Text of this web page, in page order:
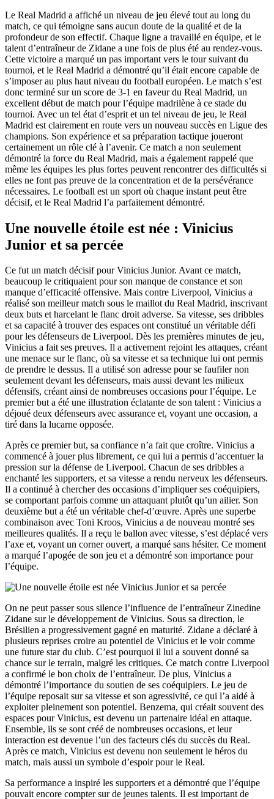
Le Real Madrid a affiché un niveau de jeu élevé tout au long du
match, ce qui témoigne sans aucun doute de la qualité et de la
profondeur de son effectif. Chaque ligne a travaillé en équipe, et le
talent d’entraîneur de Zidane a une fois de plus été au rendez-vous.
Cette victoire a marqué un pas important vers le tour suivant du
tournoi, et le Real Madrid a démontré qu’il était encore capable de
s’imposer au plus haut niveau du football européen. Le match s’est
donc terminé sur un score de 3-1 en faveur du Real Madrid, un
excellent début de match pour l’équipe madrilène à ce stade du
tournoi. Avec un tel état d’esprit et un tel niveau de jeu, le Real
Madrid est clairement en route vers un nouveau succès en Ligue des
champions. Son expérience et sa préparation tactique joueront
certainement un rôle clé à l’avenir. Ce match a non seulement
démontré la force du Real Madrid, mais a également rappelé que
même les équipes les plus fortes peuvent rencontrer des difficultés si
elles ne font pas preuve de la concentration et de la persévérance
nécessaires. Le football est un sport où chaque instant peut être
décisif, et le Real Madrid l’a parfaitement démontré.
Une nouvelle étoile est née : Vinicius
Junior et sa percée
Ce fut un match décisif pour Vinicius Junior. Avant ce match,
beaucoup le critiquaient pour son manque de constance et son
manque d’efficacité offensive. Mais contre Liverpool, Vinicius a
réalisé son meilleur match sous le maillot du Real Madrid, inscrivant
deux buts et harcelant le flanc droit adverse. Sa vitesse, ses dribbles
et sa capacité à trouver des espaces ont constitué un véritable défi
pour les défenseurs de Liverpool. Dès les premières minutes de jeu,
Vinicius a fait ses preuves. Il a activement rejoint les attaques, créant
une menace sur le flanc, où sa vitesse et sa technique lui ont permis
de prendre le dessus. Il a utilisé son adresse pour se faufiler non
seulement devant les défenseurs, mais aussi devant les milieux
défensifs, créant ainsi de nombreuses occasions pour l’équipe. Le
premier but a été une illustration éclatante de son talent : Vinicius a
déjoué deux défenseurs avec assurance et, voyant une occasion, a
tiré dans la lucarne opposée.
Après ce premier but, sa confiance n’a fait que croître. Vinicius a
commencé à jouer plus librement, ce qui lui a permis d’accentuer la
pression sur la défense de Liverpool. Chacun de ses dribbles a
enchanté les supporters, et sa vitesse a rendu nerveux les défenseurs.
Il a continué à chercher des occasions d’impliquer ses coéquipiers,
se comportant parfois comme un attaquant plutôt qu’un ailier. Son
deuxième but a été un véritable chef-d’œuvre. Après une superbe
combinaison avec Toni Kroos, Vinicius a de nouveau montré ses
meilleures qualités. Il a reçu le ballon avec vitesse, s’est déplacé vers
l’axe et, voyant un corner ouvert, a marqué sans hésiter. Ce moment
a marqué l’apogée de son jeu et a démontré son importance pour
l’équipe.
On ne peut passer sous silence l’influence de l’entraîneur Zinedine
Zidane sur le développement de Vinicius. Sous sa direction, le
Brésilien a progressivement gagné en maturité. Zidane a déclaré à
plusieurs reprises croire au potentiel de Vinicius et le voir comme
une future star du club. C’est pourquoi il lui a souvent donné sa
chance sur le terrain, malgré les critiques. Ce match contre Liverpool
a confirmé le bon choix de l’entraîneur. De plus, Vinicius a
démontré l’importance du soutien de ses coéquipiers. Le jeu de
l’équipe reposait sur sa vitesse et son agressivité, ce qui l’a aidé à
exploiter pleinement son potentiel. Benzema, qui créait souvent des
espaces pour Vinicius, est devenu un partenaire idéal en attaque.
Ensemble, ils se sont créé de nombreuses occasions, et leur
interaction est devenue l’un des facteurs clés du succès du Real.
Après ce match, Vinicius est devenu non seulement le héros du
match, mais aussi un symbole d’espoir pour le Real.
Sa performance a inspiré les supporters et a démontré que l’équipe
pouvait encore compter sur de jeunes talents. Il est important de